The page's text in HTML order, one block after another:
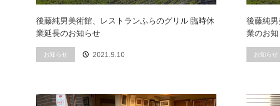
後藤純男美術館、レストランふらのグリル 臨時休
業延長のお知らせ
お知らせ 2021.9.10
後藤純
業のお
お知らせ